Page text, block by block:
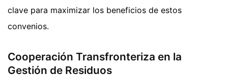
clave para maximizar los beneficios de estos
convenios.
Cooperación Transfronteriza en la
Gestión de Residuos